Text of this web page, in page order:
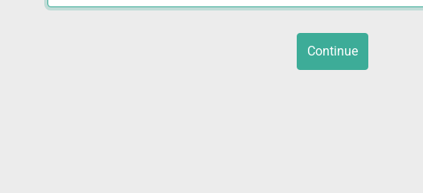
Continue